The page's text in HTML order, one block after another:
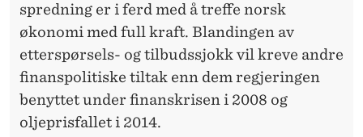
spredning er i ferd med å treffe norsk
økonomi med full kraft. Blandingen av
etterspørsels- og tilbudssjokk vil kreve andre
finanspolitiske tiltak enn dem regjeringen
benyttet under finanskrisen i 2008 og
oljeprisfallet i 2014.